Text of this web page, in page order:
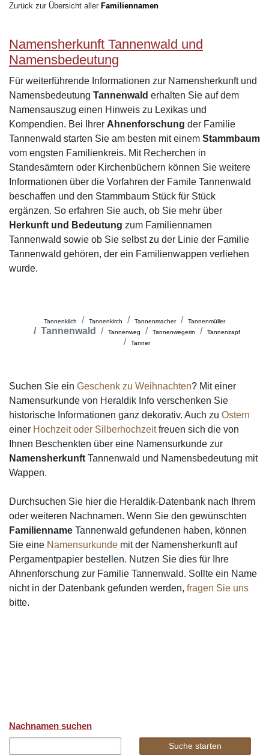
Zurück zur Übersicht aller Familiennamen
Namensherkunft Tannenwald und
Namensbedeutung
Für weiterführende Informationen zur Namensherkunft und
Namensbedeutung Tannenwald erhalten Sie auf dem
Namensauszug einen Hinweis zu Lexikas und
Kompendien. Bei Ihrer Ahnenforschung der Familie
Tannenwald starten Sie am besten mit einem Stammbaum
vom engsten Familienkreis. Mit Recherchen in
Standesämtern oder Kirchenbüchern können Sie weitere
Informationen über die Vorfahren der Famile Tannenwald
beschaffen und den Stammbaum Stück für Stück
ergänzen. So erfahren Sie auch, ob Sie mehr über
Herkunft und Bedeutung zum Familiennamen
Tannenwald sowie ob Sie selbst zu der Linie der Familie
Tannenwald gehören, der ein Familienwappen verliehen
wurde.
Tannenkilch Tannenkirch Tannenmacher Tannenmüller
Tannenwald Tannenweg Tannenwegerin
Tannenzapf
Tanner
Suchen Sie ein Geschenk zu Weihnachten? Mit einer
Namensurkunde von Heraldik Info verschenken Sie
historische Informationen ganz dekorativ. Auch zu Ostern
einer Hochzeit oder Silberhochzeitfreuen sich die von
Ihnen Beschenkten über eine Namensurkunde zur
Namensherkunft Tannenwald und Namensbedeutung mit
Wappen.
Durchsuchen Sie hier die Heraldik-Datenbank nach Ihrem
oder weiteren Nachnamen. Wenn Sie den gewünschten
Familienname Tannenwald gefundenen haben, können
Sie eine Namensurkunde mit der Namensherkunft auf
Pergamentpapier bestellen. Nutzen Sie dies für Ihre
Ahnenforschung zur Familie Tannenwald. Sollte ein Name
nicht in der Datenbank gefunden werden, fragen Sie uns
bitte.
Nachnamen suchen